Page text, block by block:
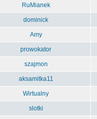
RuMianek
dominick
Amy
prowokator
szajmon
aksamitka11
Wirtualny
slotki